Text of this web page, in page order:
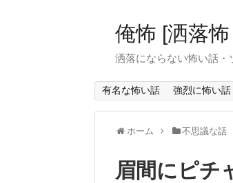
俺怖 [洒落
洒落にならない怖い話・
有名な怖い話 強烈に怖い話
ホーム 不思議な話
眉間にピチ